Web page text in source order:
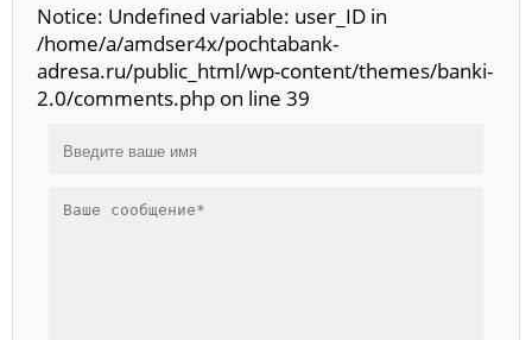
Notice: Undefined variable: user_ID in
/home/a/amdser4x/pochtabank-
adresa.ru/public_html/wp-content/themes/banki-
2.0/comments.php on line 39